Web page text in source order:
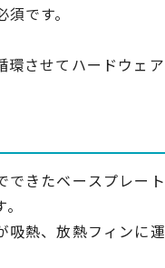
です。
させてハードウェア
きたベースプレー
熱、放熱フィンに